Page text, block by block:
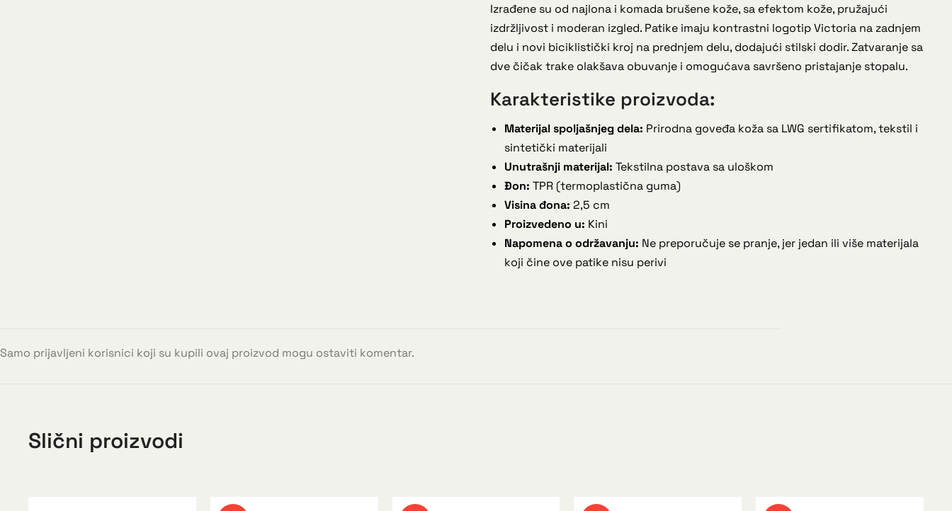
Izrađene su od najlona i komada brušene kože, sa efektom kože, pružajući
izdržljivost i moderan izgled. Patike imaju kontrastni logotip Victoria na zadnjem
delu i novi biciklistički kroj na prednjem delu, dodajući stilski dodir. Zatvaranje sa
dve čičak trake olakšava obuvanje i omogućava savršeno pristajanje stopalu.
Karakteristike proizvoda:
Materijal spoljašnjeg dela: Prirodna goveđa koža sa LWG sertifikatom, tekstil i
sintetički materijali
Unutrašnji materijal: Tekstilna postava sa uloškom
Đon: TPR (termoplastična guma)
Visina đona: 2,5 cm
Proizvedeno u: Kini
Napomena o održavanju: Ne preporučuje se pranje, jer jedan ili više materijala
koji čine ove patike nisu perivi
Samo prijavljeni korisnici koji su kupili ovaj proizvod mogu ostaviti komentar.
Slični proizvodi